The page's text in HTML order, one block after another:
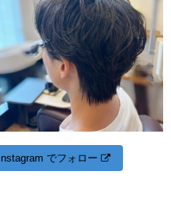
Instagram でフォロー